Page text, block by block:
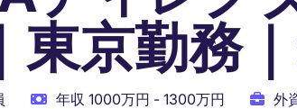
東京勤務
年収 1000万円 - 1300万円 外